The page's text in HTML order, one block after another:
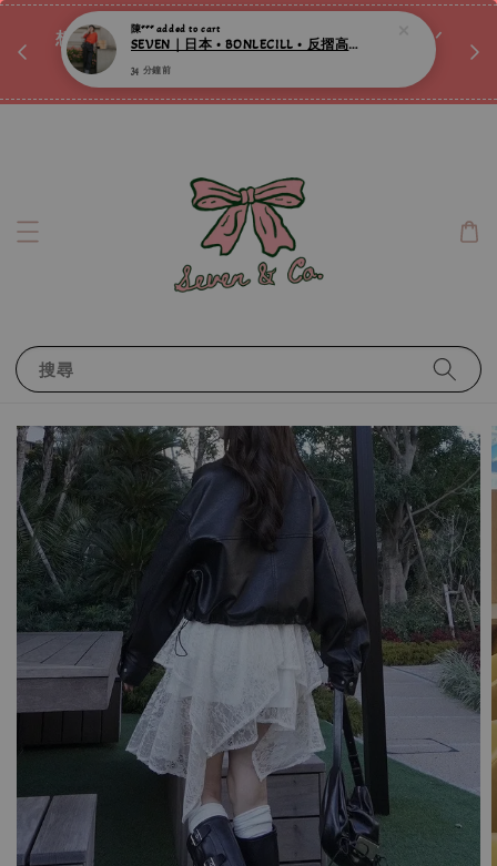
想訂製屬於自己的『水晶手鍊』嗎ꕀ♡ 私訊我們.ᐟ.ᐟ
📣Instagram 這邊按下去
搜尋